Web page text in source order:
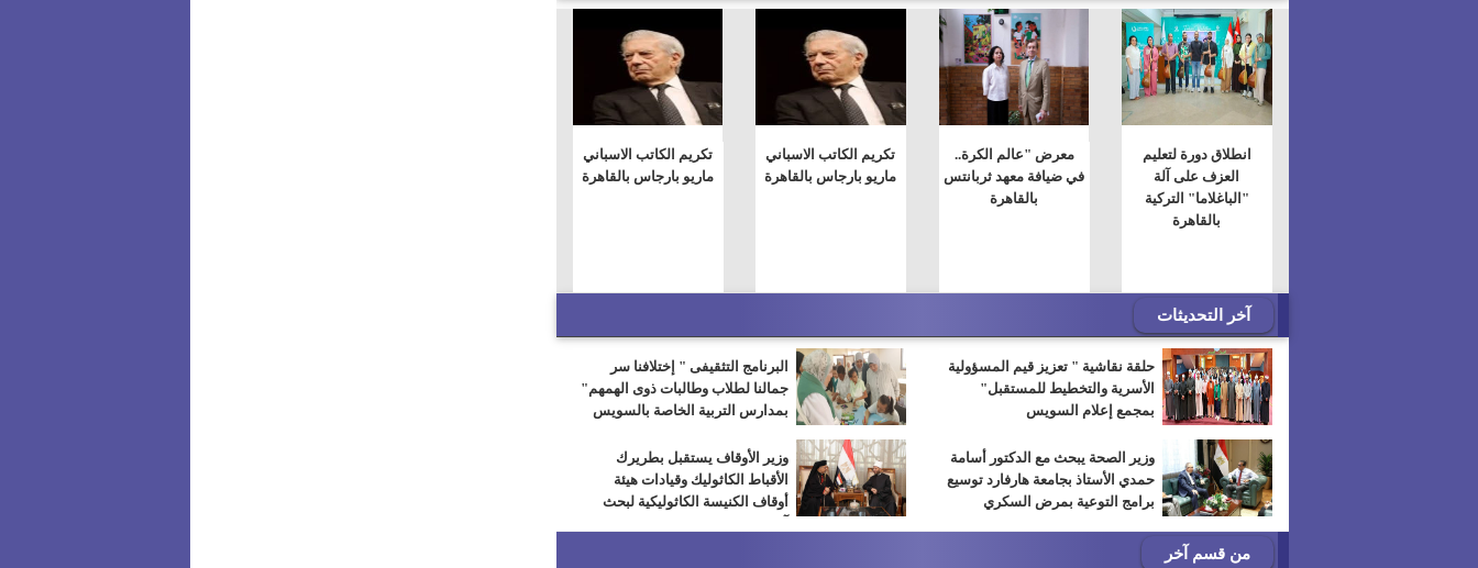
انطلاق دورة لتعليم
العزف على آلة
"الباغلاما" التركية
بالقاهرة
معرض "عالم الكرة..
في ضيافة معهد ثربانتس
بالقاهرة
تكريم الكاتب الاسباني
ماريو بارجاس بالقاهرة
تكريم الكاتب الاسباني
ماريو بارجاس بالقاهرة
آخر التحديثات
حلقة نقاشية " تعزيز قيم المسؤولية
الأسرية والتخطيط للمستقبل"
بمجمع إعلام السويس
البرنامج التثقيفى " إختلافنا سر
جمالنا لطلاب وطالبات ذوى الهمهم"
بمدارس التربية الخاصة بالسويس
وزير الصحة يبحث مع الدكتور أسامة
حمدي الأستاذ بجامعة هارفارد توسيع
برامج التوعية بمرض السكري
وزير الأوقاف يستقبل بطريرك
الأقباط الكاثوليك وقيادات هيئة
أوقاف الكنيسة الكاثوليكية لبحث
من قسم آخر